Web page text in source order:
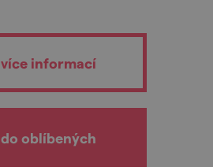
více informací
do oblíbených